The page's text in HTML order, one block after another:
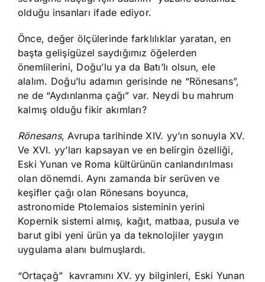
olduğu insanları ifade ediyor.
Önce, değer ölçülerinde farklılıklar yaratan, en
başta gelişigüzel saydığımız öğelerden
önemlilerini, Doğu’lu ya da Batı’lı olsun, ele
alalım. Doğu’lu adamın gerisinde ne “Rönesans”,
ne de “Aydınlanma çağı” var. Neydi bu mahrum
kalmış olduğu fikir akımları?
Rönesans, Avrupa tarihinde XIV. yy’ın sonuyla XV.
Ve XVI. yy’ları kapsayan ve en belirgin özelliği,
Eski Yunan ve Roma kültürünün canlandırılması
olan dönemdi. Aynı zamanda bir serüven ve
keşifler çağı olan Rönesans boyunca,
astronomide Ptolemaios sisteminin yerini
Kopernik sistemi almış, kağıt, matbaa, pusula ve
barut gibi yeni ürün ya da teknolojiler yaygın
uygulama alanı bulmuşlardı.
“Ortaçağ” kavramını XV. yy bilginleri, Eski Yunan